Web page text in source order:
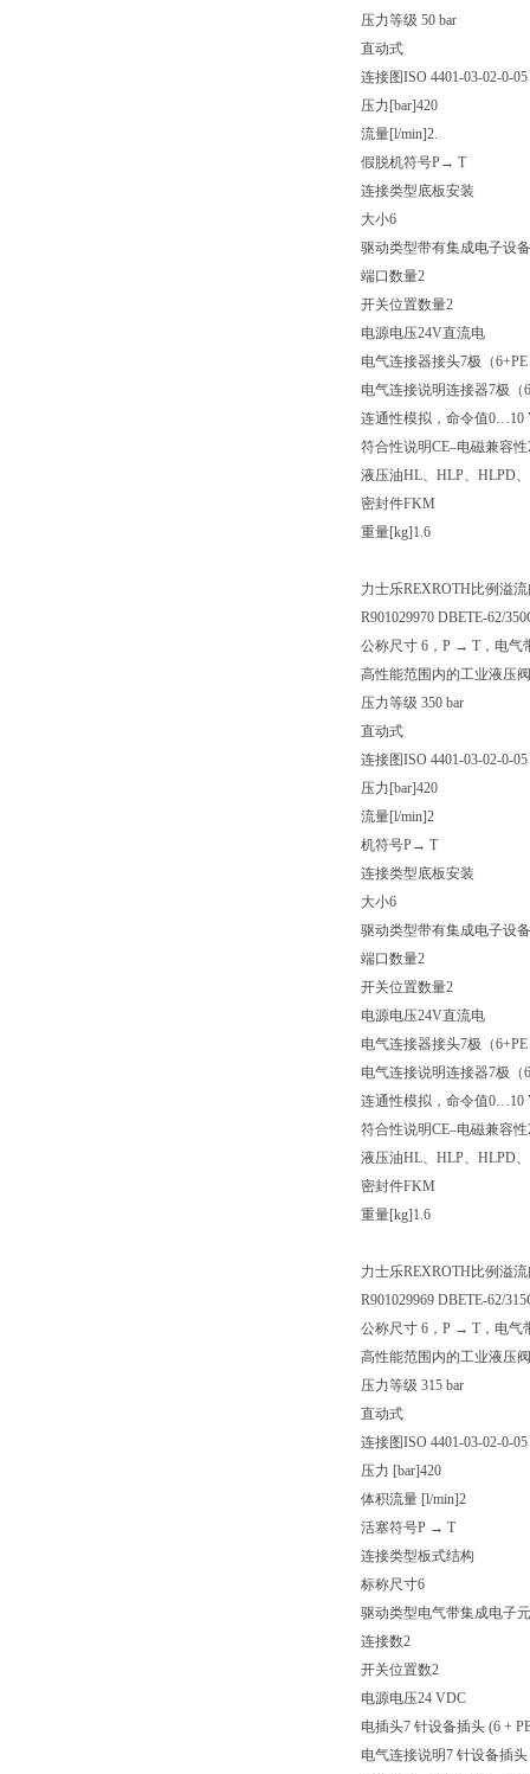
压力等级 50 bar
直动式
连接图ISO 4401-03-02-0-05
压力[bar]420
流量[l/min]2.
假脱机符号P→ T
连接类型底板安装
大小6
驱动类型带有集成电子设
端口数量2
开关位置数量2
电源电压24V直流电
电气连接器接头7极（
电气连接说明连接器7极（
连通性模拟，命令值0…10
符合性说明CE–电磁兼容性
液压油HL、HLP、HLPD
密封件FKM
重量[kg]1.6
力士乐REXROTH比例溢
R901029970 DBETE-62/
公称尺寸 6，P → T，电气
高性能范围内的工业液压
压力等级 350 bar
直动式
连接图ISO 4401-03-02-0-05
压力[bar]420
流量[l/min]2
机符号P→ T
连接类型底板安装
大小6
驱动类型带有集成电子设
端口数量2
开关位置数量2
电源电压24V直流电
电气连接器接头7极（
电气连接说明连接器7极（
连通性模拟，命令值0…10
符合性说明CE–电磁兼容性
液压油HL、HLP、HLPD
密封件FKM
重量[kg]1.6
力士乐REXROTH比例溢
R901029969 DBETE-62/
公称尺寸 6，P → T，电气
高性能范围内的工业液压
压力等级 315 bar
直动式
连接图ISO 4401-03-02-0-05
压力 [bar]420
体积流量 [l/min]2
活塞符号P → T
连接类型板式结构
标称尺寸6
驱动类型电气带集成电子
连接数2
开关位置数2
电源电压24 VDC
电插头7 针设备插头 (6 +
电气连接说明7 针设备插头